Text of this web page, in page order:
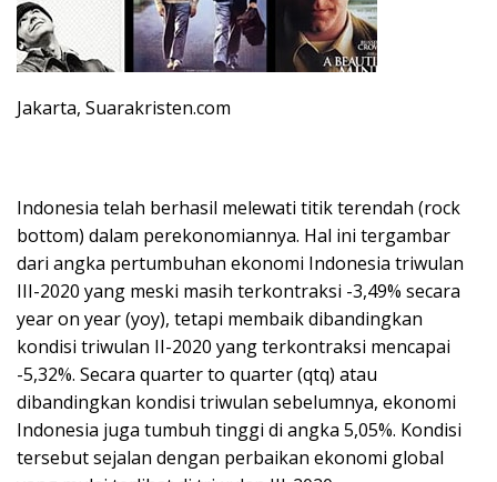
Jakarta, Suarakristen.com
Indonesia telah berhasil melewati titik terendah (rock
bottom) dalam perekonomiannya. Hal ini tergambar
dari angka pertumbuhan ekonomi Indonesia triwulan
III-2020 yang meski masih terkontraksi -3,49% secara
year on year (yoy), tetapi membaik dibandingkan
kondisi triwulan II-2020 yang terkontraksi mencapai
-5,32%. Secara quarter to quarter (qtq) atau
dibandingkan kondisi triwulan sebelumnya, ekonomi
Indonesia juga tumbuh tinggi di angka 5,05%. Kondisi
tersebut sejalan dengan perbaikan ekonomi global